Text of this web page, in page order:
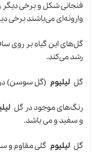
فنجانی شکل و برخی دیگر
وارونه‌ای می‌باشند برخی
گل‌های این گیاه بر روی
رشد می‌کند.
گل لیلیوم (گل سوسن) در
رنگ‌های موجود در گل
و سفید و می باشد.
گل لیلیوم گلی مقاوم و